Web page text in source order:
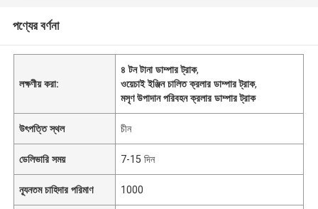
পণ্যের বর্ণনা
লক্ষণীয় করা:
৪ টন টানা ডাম্পার ট্রাক,
ওয়েচাই ইঞ্জিন চালিত ক্রলার ডাম্পার ট্রাক,
মসৃণ উপাদান পরিবহন ক্রলার ডাম্পার ট্রাক
উৎপত্তি স্থল চীন
ডেলিভারি সময় 7-15 দিন
ন্যূনতম চাহিদার পরিমাণ 1000